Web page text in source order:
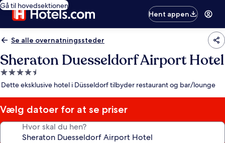
Gå til hovedsektionen
Hent appen
Se alle overnatningssteder
Sheraton Duesseldorf Airport Hotel
4.5-
stjernet
Dette eksklusive hotel i Düsseldorf tilbyder restaurant og bar/lounge
Vælg datoer for at se priser
Hvor skal du hen?